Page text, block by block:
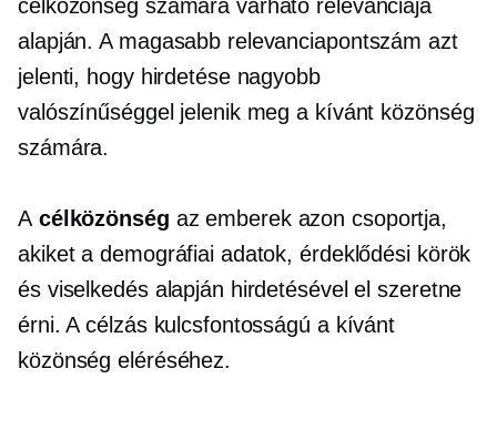
célközönség számára várható relevanciája
alapján. A magasabb relevanciapontszám azt
jelenti, hogy hirdetése nagyobb
valószínűséggel jelenik meg a kívánt közönség
számára.
A célközönség az emberek azon csoportja,
akiket a demográfiai adatok, érdeklődési körök
és viselkedés alapján hirdetésével el szeretne
érni. A célzás kulcsfontosságú a kívánt
közönség eléréséhez.